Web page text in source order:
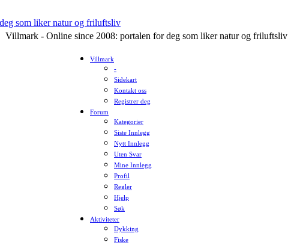
Villmark - Online since 2008: portalen for deg som liker natur og friluftsliv
Villmark
-
Sidekart
Kontakt oss
Registrer deg
Forum
Kategorier
Siste Innlegg
Nytt Innlegg
Uten Svar
Mine Innlegg
Profil
Regler
Hjelp
Søk
Aktiviteter
Dykking
Fiske